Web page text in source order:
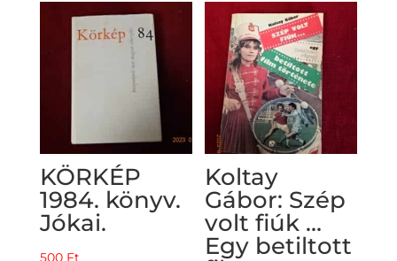
KÖRKÉP
1984. könyv.
Jókai.
500 Ft
Koltay
Gábor: Szép
volt fiúk …
Egy betiltott